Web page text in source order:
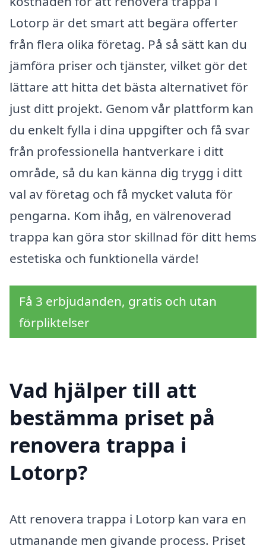
Lotorp är det smart att begära offerter
från flera olika företag. På så sätt kan du
jämföra priser och tjänster, vilket gör det
lättare att hitta det bästa alternativet för
just ditt projekt. Genom vår plattform kan
du enkelt fylla i dina uppgifter och få svar
från professionella hantverkare i ditt
område, så du kan känna dig trygg i ditt
val av företag och få mycket valuta för
pengarna. Kom ihåg, en välrenoverad
trappa kan göra stor skillnad för ditt hems
estetiska och funktionella värde!
Få 3 erbjudanden, gratis och utan
förpliktelser
Vad hjälper till att
bestämma priset på
renovera trappa i
Lotorp?
Att renovera trappa i Lotorp kan vara en
utmanande men givande process. Priset